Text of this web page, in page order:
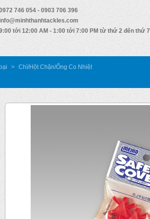
746 054 - 0903 706 396
info@minhthanhtackles.com
tới 12:00 AM - 1:00 tới 7:00 PM từ thứ 2 đến thứ 7
> Chì/Hột Chặn/Ống Co Nhiệt